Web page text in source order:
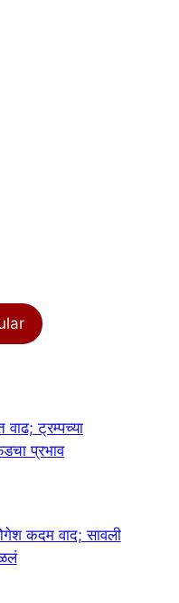
वाढ; ट्रम्पच्या
प्रभाव
कदम वाद; सावली